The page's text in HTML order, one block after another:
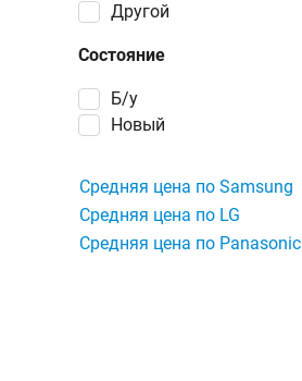
Другой
Состояние
Б/у
Новый
Средняя цена по Samsung
Средняя цена по LG
Средняя цена по Panasonic